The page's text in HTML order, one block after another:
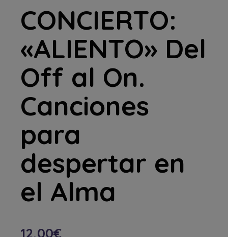
CONCIERTO:
«ALIENTO» Del
Off al On.
Canciones
para
despertar en
el Alma
12,00€